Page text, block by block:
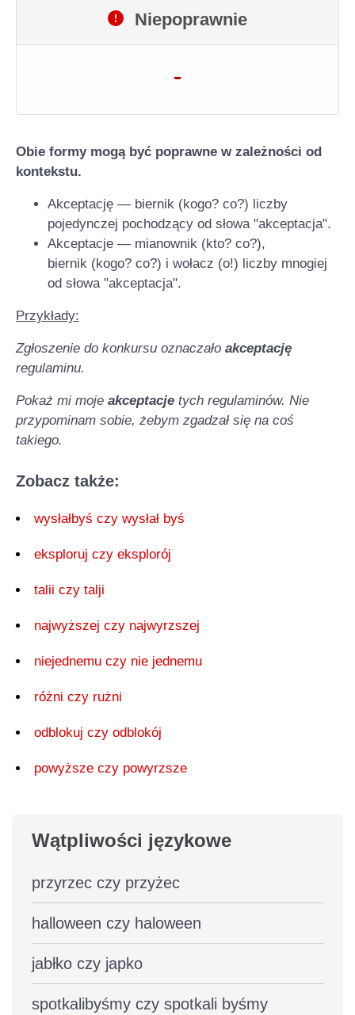
Niepoprawnie
-
Obie formy mogą być poprawne w zależności od
kontekstu.
Akceptację — biernik (kogo? co?) liczby
pojedynczej pochodzący od słowa "akceptacja".
Akceptacje — mianownik (kto? co?),
biernik (kogo? co?) i wołacz (o!) liczby mnogiej
od słowa "akceptacja".
Przykłady:
Zgłoszenie do konkursu oznaczało akceptację
regulaminu.
Pokaż mi moje akceptacje tych regulaminów. Nie
przypominam sobie, żebym zgadzał się na coś
takiego.
Zobacz także:
wysłałbyś czy wysłał byś
eksploruj czy eksplorój
talii czy talji
najwyższej czy najwyrzszej
niejednemu czy nie jednemu
różni czy rużni
odblokuj czy odblokój
powyższe czy powyrzsze
Wątpliwości językowe
przyrzec czy przyżec
halloween czy haloween
jabłko czy japko
spotkalibyśmy czy spotkali byśmy